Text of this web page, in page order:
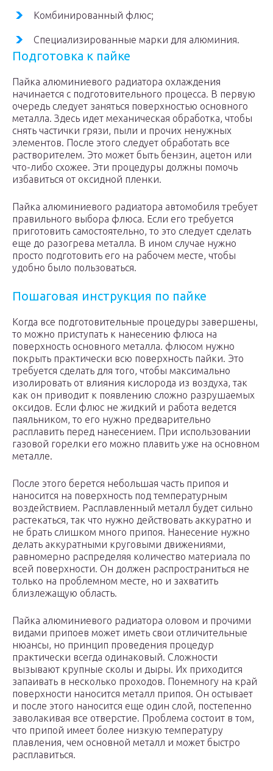
Комбинированный флюс;
Специализированные марки для алюминия.
Подготовка к пайке
Пайка алюминиевого радиатора охлаждения
начинается с подготовительного процесса. В первую
очередь следует заняться поверхностью основного
металла. Здесь идет механическая обработка, чтобы
снять частички грязи, пыли и прочих ненужных
элементов. После этого следует обработать все
растворителем. Это может быть бензин, ацетон или
что-либо схожее. Эти процедуры должны помочь
избавиться от оксидной пленки.
Пайка алюминиевого радиатора автомобиля требует
правильного выбора флюса. Если его требуется
приготовить самостоятельно, то это следует сделать
еще до разогрева металла. В ином случае нужно
просто подготовить его на рабочем месте, чтобы
удобно было пользоваться.
Пошаговая инструкция по пайке
Когда все подготовительные процедуры завершены,
то можно приступать к нанесению флюса на
поверхность основного металла. флюсом нужно
покрыть практически всю поверхность пайки. Это
требуется сделать для того, чтобы максимально
изолировать от влияния кислорода из воздуха, так
как он приводит к появлению сложно разрушаемых
оксидов. Если флюс не жидкий и работа ведется
паяльником, то его нужно предварительно
расплавить перед нанесением. При использовании
газовой горелки его можно плавить уже на основном
металле.
После этого берется небольшая часть припоя и
наносится на поверхность под температурным
воздействием. Расплавленный металл будет сильно
растекаться, так что нужно действовать аккуратно и
не брать слишком много припоя. Нанесение нужно
делать аккуратными круговыми движениями,
равномерно распределяя количество материала по
всей поверхности. Он должен распространиться не
только на проблемном месте, но и захватить
близлежащую область.
Пайка алюминиевого радиатора оловом и прочими
видами припоев может иметь свои отличительные
нюансы, но принцип проведения процедур
практически всегда одинаковый. Сложности
вызывают крупные сколы и дыры. Их приходится
запаивать в несколько проходов. Понемногу на край
поверхности наносится металл припоя. Он остывает
и после этого наносится еще один слой, постепенно
заволакивая все отверстие. Проблема состоит в том,
что припой имеет более низкую температуру
плавления, чем основной металл и может быстро
расплавиться.